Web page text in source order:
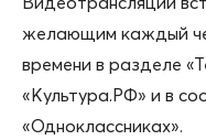
желающим каждый
времени в разделе
«Культура.РФ» и в
«Одноклассниках».